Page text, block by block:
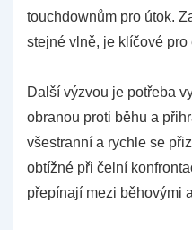
touchdownům pro útok.
stejné vlně, je klíčové pro
Další výzvou je potřeba
obranou proti běhu a
všestranní a rychle se
obtížné při čelní
přepínají mezi běhovými